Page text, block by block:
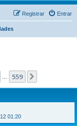
Entrar
Registrar
559
01:20